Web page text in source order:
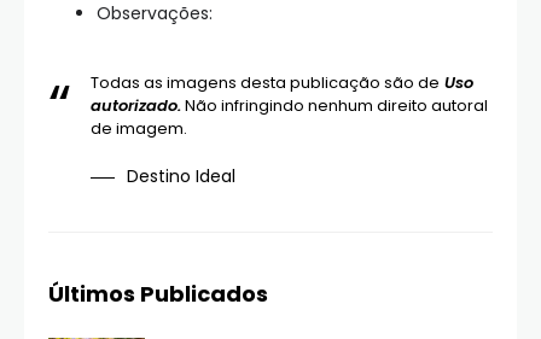
Observações:
Todas as imagens desta publicação são de Uso
autorizado.Não infringindo nenhum direito autoral
de imagem.
Destino Ideal
Últimos Publicados